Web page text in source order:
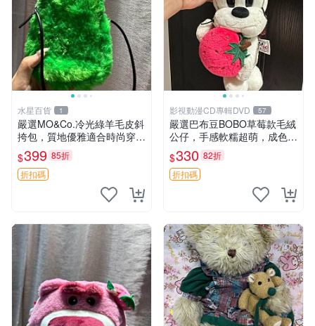
水星百貨 1
嚴選MO&Co.冷光綠羊毛皮斜
挎包，質地優雅適合時尚穿搭
冷光綠 皮包 斜挎包
$399 85折
折扣碼
影視動漫CD專輯DVD 57
嚴選巴布豆BOBO草莓款毛絨
公仔，手感軟糯超萌，成色優
良適合作為收藏品或包包配
飾。可視頻確認詳情。 巴布
豆 BOBO 草莓 毛絨公仔 收藏
$330 82折
折扣碼